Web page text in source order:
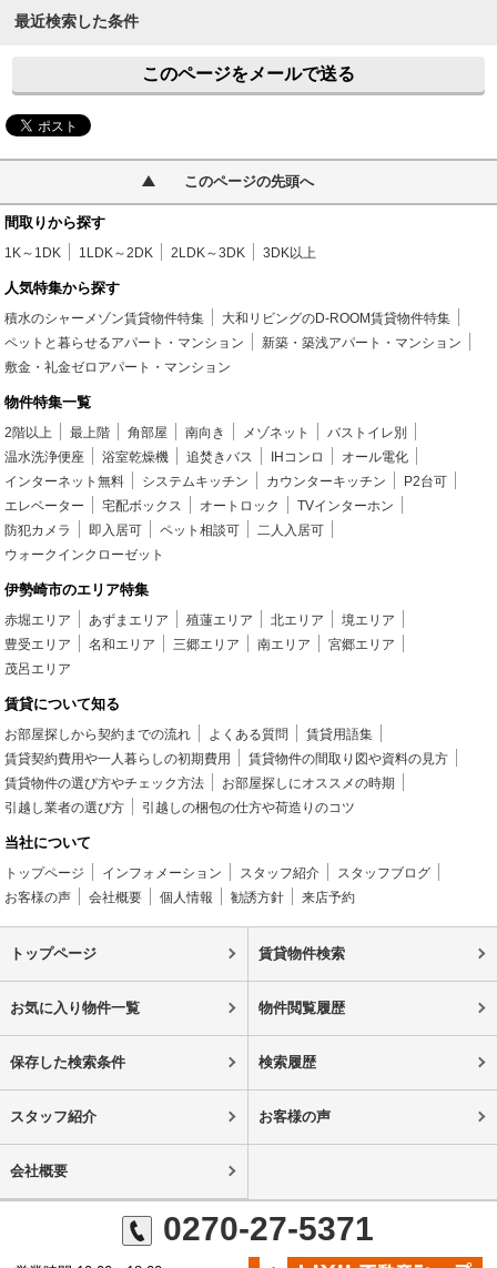
最近検索した条件
このページをメールで送る
このページの先頭へ
間取りから探す
1K～1DK 1LDK～2DK 2LDK～3DK 3DK以上
人気特集から探す
積水のシャーメゾン賃貸物件特集
大和リビングのD-ROOM賃貸物件特集
ペットと暮らせるアパート・マンション
新築・築浅アパート・マンション
敷金・礼金ゼロアパート・マンション
物件特集一覧
2階以上 最上階 角部屋 南向き メゾネット
バストイレ別
温水洗浄便座
浴室乾燥機 追焚きバス IHコンロ
オール電化
インターネット無料
システムキッチン カウンターキッチン
P2台可
エレベーター
宅配ボックス オートロック
TVインターホン
防犯カメラ
即入居可 ペット相談可
二人入居可
ウォークインクローゼット
伊勢崎市のエリア特集
赤堀エリア あずまエリア 殖蓮エリア 北エリア
境エリア
豊受エリア
名和エリア 三郷エリア 南エリア
宮郷エリア
茂呂エリア
賃貸について知る
お部屋探しから契約までの流れ よくある質問
賃貸用語集
賃貸契約費用や一人暮らしの初期費用
賃貸物件の間取り図や資料の見方
賃貸物件の選び方やチェック方法
お部屋探しにオススメの時期
引越し業者の選び方
引越しの梱包の仕方や荷造りのコツ
当社について
トップページ インフォメーション スタッフ紹介
スタッフブログ
お客様の声
会社概要 個人情報 勧誘方針 来店予約
トップページ 賃貸物件検索
お気に入り物件一覧 物件閲覧履歴
保存した検索条件 検索履歴
スタッフ紹介 お客様の声
会社概要
0270-27-5371